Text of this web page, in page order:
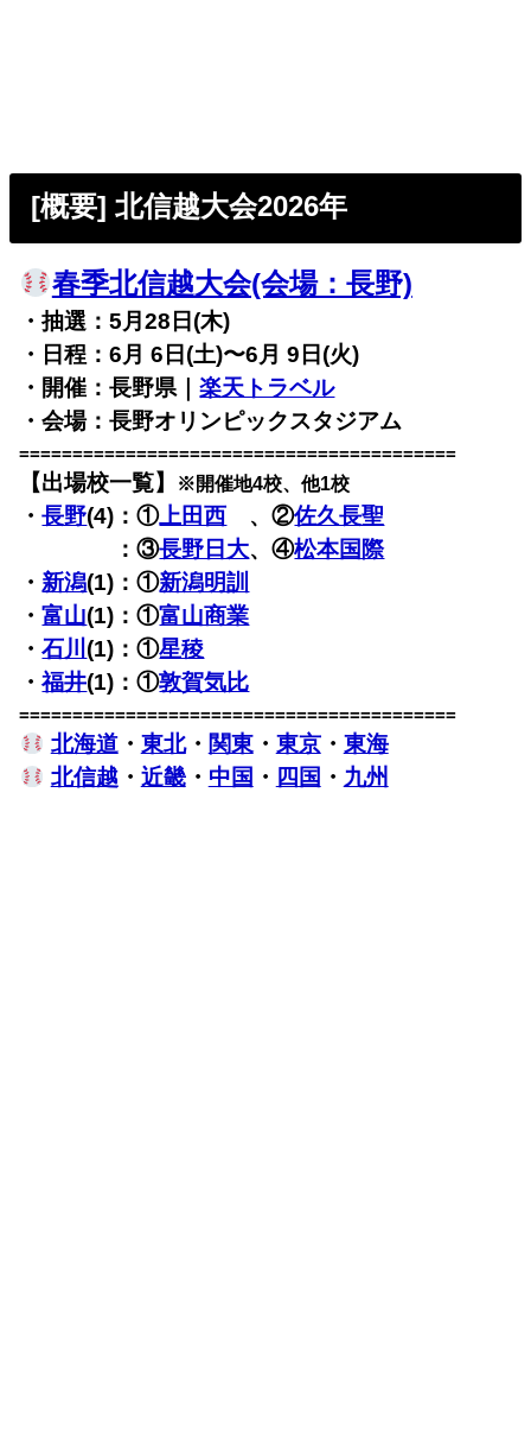
[概要] 北信越大会2026年
春季北信越大会(会場：長野)
・抽選：5月28日(木)
・日程：6月 6日(土)〜6月 9日(火)
・開催：長野県｜楽天トラベル
・会場：長野オリンピックスタジアム
=========================================
【出場校一覧】 ※開催地4校、他1校
・長野(4)：①上田西 、②佐久長聖
：③長野日大、④松本国際
・新潟(1)：①新潟明訓
・富山(1)：①富山商業
・石川 (1)：①星稜
・福井(1)：①敦賀気比
=========================================
北海道・ 東北・ 関東・ 東京・ 東海
北信越・ 近畿・ 中国 ・ 四国 ・ 九州